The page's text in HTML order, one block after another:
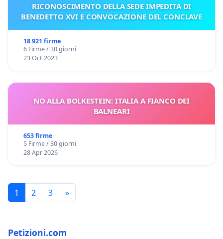
RICONOSCIMENTO DELLA SEDE IMPEDITA DI
BENEDETTO XVI E CONVOCAZIONE DEL CONCLAVE
18 921 firme
6 Firme / 30 giorni
23 Oct 2023
NO ALLA BOLKESTEIN: ITALIA A FIANCO DEI
BALNEARI
653 firme
5 Firme / 30 giorni
28 Apr 2026
1 2 3 »
Petizioni.com